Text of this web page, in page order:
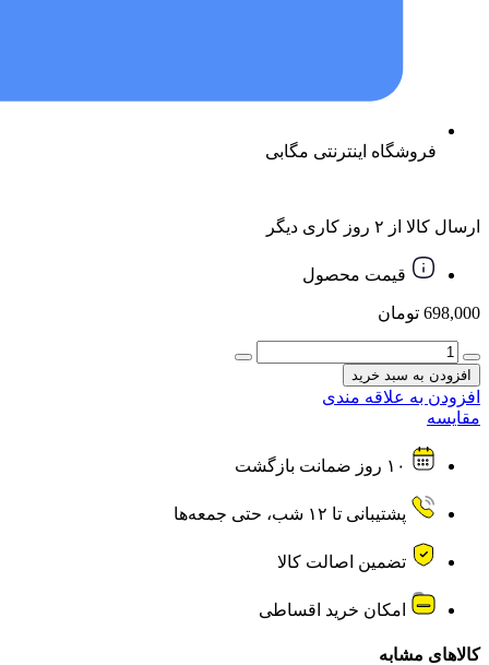
فروشگاه اینترنتی مگابی
ارسال کالا از ۲ روز کاری دیگر
قیمت محصول
698,000 تومان
هندزفری
بی
سیم
گردنی
Verity
وریتی
مدل
NE77BT
افزودن به سبد خرید
افزودن به علاقه مندی
مقایسه
۱۰ روز ضمانت بازگشت
پشتیبانی تا ۱۲ شب، حتی جمعه‌ها
تضمین اصالت کالا
امکان خرید اقساطی
کالاهای مشابه